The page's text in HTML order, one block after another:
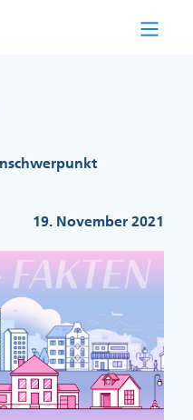
19. November 2021